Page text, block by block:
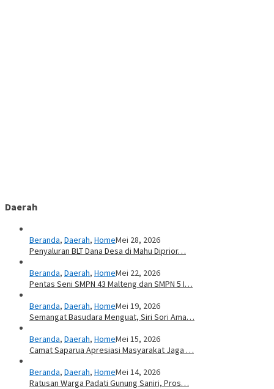
Daerah
Beranda, Daerah, HomeMei 28, 2026
Penyaluran BLT Dana Desa di Mahu Diprior…
Beranda, Daerah, HomeMei 22, 2026
Pentas Seni SMPN 43 Malteng dan SMPN 5 I…
Beranda, Daerah, HomeMei 19, 2026
Semangat Basudara Menguat, Siri Sori Ama…
Beranda, Daerah, HomeMei 15, 2026
Camat Saparua Apresiasi Masyarakat Jaga …
Beranda, Daerah, HomeMei 14, 2026
Ratusan Warga Padati Gunung Saniri, Pros…